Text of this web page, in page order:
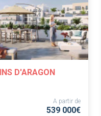
D'ARAGON
A partir de
539 000€